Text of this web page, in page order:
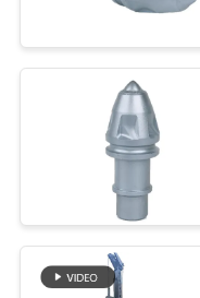
เรา
นี้
อุปกรณ์
แท่นเจ